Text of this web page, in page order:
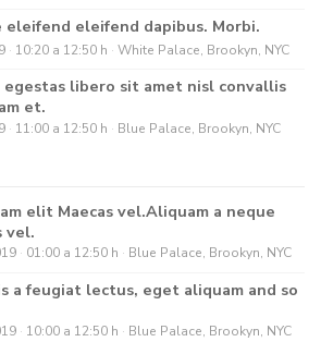
eleifend eleifend dapibus. Morbi.
10:20 a 12:50 h White Palace, Brookyn, NYC
egestas libero sit amet nisl convallis
et.
11:00 a 12:50 h Blue Palace, Brookyn, NYC
elit Maecas vel.Aliquam a neque
vel.
01:00 a 12:50 h Blue Palace, Brookyn, NYC
a feugiat lectus, eget aliquam and so
10:00 a 12:50 h Blue Palace, Brookyn, NYC